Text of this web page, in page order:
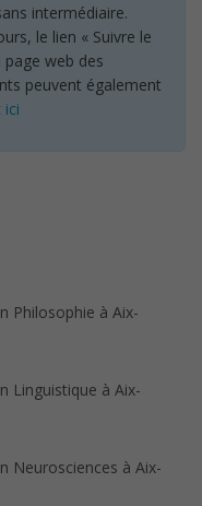
intermédiaire.
le lien « Suivre le
web des
peuvent également
ici
Philosophie à Aix-
Linguistique à Aix-
Neurosciences à Aix-